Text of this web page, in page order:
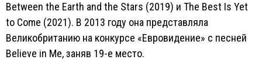
Between the Earth and the Stars (2019) и The Best Is Yet
to Come (2021). В 2013 году она представляла
Великобританию на конкурсе «Евровидение» с песней
Believe in Me, заняв 19-е место.